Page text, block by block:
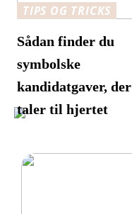
TIPS OG TRICKS
Sådan finder du
symbolske
kandidatgaver, der
taler til hjertet